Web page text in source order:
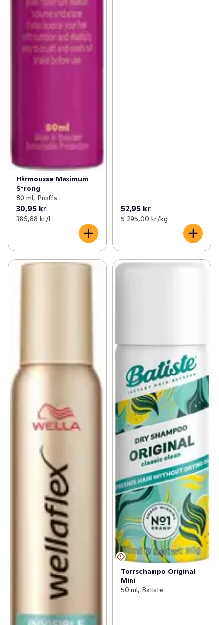
Hårmousse Maximum
Strong
80 ml, Proffs
30,95 kr
386,88 kr /l
52,95 kr
5 295,00 kr /kg
Torrschampo Original
Mini
50 ml, Batiste